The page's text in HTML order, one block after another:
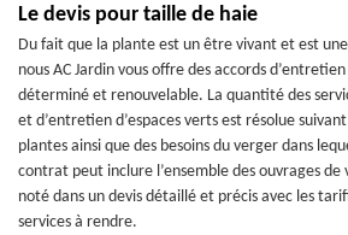
Le devis pour taille de haie
Du fait que la plante est un être vivant et est
nous AC Jardin vous offre des accords
déterminé et renouvelable. La quantité des
et d’entretien d’espaces verts est résolue
plantes ainsi que des besoins du verger dans
contrat peut inclure l’ensemble des ouvrages
noté dans un devis détaillé et précis avec les
services à rendre.